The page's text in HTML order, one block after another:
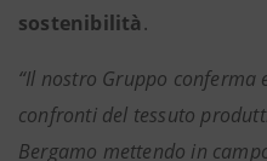
sostenibilità.
“Il nostro Gruppo conferma
confronti del tessuto
Bergamo mettendo in